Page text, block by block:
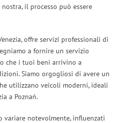
il processo può essere
offre servizi professionali di
a fornire un servizio
che i tuoi beni arrivino a
Siamo orgogliosi di avere un
utilizzano veicoli moderni, ideali
a Poznań.
variare notevolmente, influenzati